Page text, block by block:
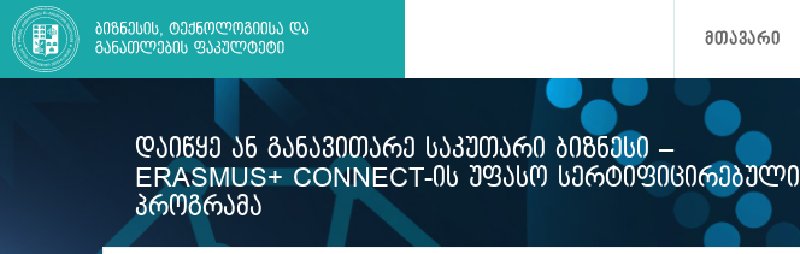
ᲛᲗᲐᲕᲐᲠᲘ
ᲓᲐᲘᲬᲧᲔ ᲐᲜ ᲒᲐᲜᲐᲕᲘᲗᲐᲠᲔ ᲡᲐᲙᲣᲗᲐᲠᲘ ᲑᲘᲖᲜᲔᲡᲘ –
ERASMUS+ CONNECT-ᲘᲡ ᲣᲤᲐᲡᲝ ᲡᲔᲠᲢᲘᲤᲘᲪᲘᲠᲔᲑᲣᲚᲘ
ᲞᲠᲝᲒᲠᲐᲛᲐ